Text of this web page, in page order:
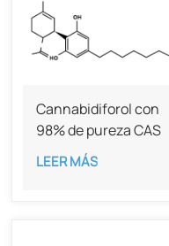
Cannabidiforol con
98% de pureza CAS
55824-13-0
LEER MÁS